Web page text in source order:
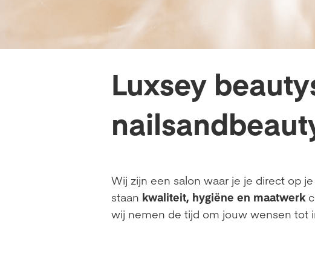
Luxsey
Wij zijn een salon waar je je direct op
staan kwaliteit, hygiëne en maatwerk
wij nemen de tijd om jouw wensen tot